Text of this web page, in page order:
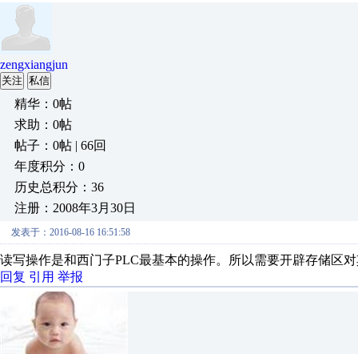
zengxiangjun
关注 私信
精华：0帖
求助：0帖
帖子：0帖 | 66回
年度积分：0
历史总积分：36
注册：2008年3月30日
发表于：2016-08-16 16:51:58
读写操作是和西门子PLC最基本的操作。所以需要开辟存储区
回复 引用 举报